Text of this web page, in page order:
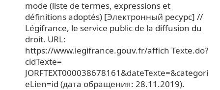
mode (liste de termes, expressions et
définitions adoptés) [Электронный ресурс] //
Légifrance, le service public de la diffusion du
droit. URL:
https://www.legifrance.gouv.fr/affich Texte.do?
cidTexte=
JORFTEXT000038678161&dateTexte=&categori
eLien=id (дата обращения: 28.11.2019).